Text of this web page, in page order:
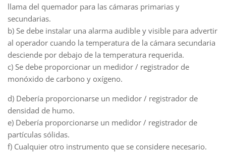
llama del quemador para las cámaras primarias y
secundarias.
b) Se debe instalar una alarma audible y visible para advertir
al operador cuando la temperatura de la cámara secundaria
desciende por debajo de la temperatura requerida.
c) Se debe proporcionar un medidor / registrador de
monóxido de carbono y oxígeno.
d) Debería proporcionarse un medidor / registrador de
densidad de humo.
e) Debería proporcionarse un medidor / registrador de
partículas sólidas.
f) Cualquier otro instrumento que se considere necesario.